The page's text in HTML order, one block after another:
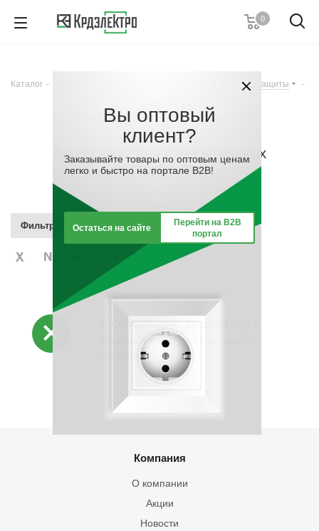
0
Каталог - Инструмент, измерительные приборы и средства защиты
-
Аксессуары для измерительных инструментов
Аксессуары для измерительных
инструментов
Фильтр
К сожалению, раздел пуст
В данный момент нет активных
Компания
О компании
Акции
Новости
Вы оптовый
клиент?
Заказывайте товары по оптовым ценам
легко и быстро на портале B2B!
Остаться на сайте
Перейти на B2B
портал